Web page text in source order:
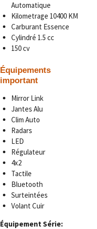
Automatique
Kilometrage 10400 KM
Carburant Essence
Cylindré 1.5 cc
150 cv
Équipements
important
Mirror Link
Jantes Alu
Clim Auto
Radars
LED
Régulateur
4x2
Tactile
Bluetooth
Surteintées
Volant Cuir
Équipement Série: